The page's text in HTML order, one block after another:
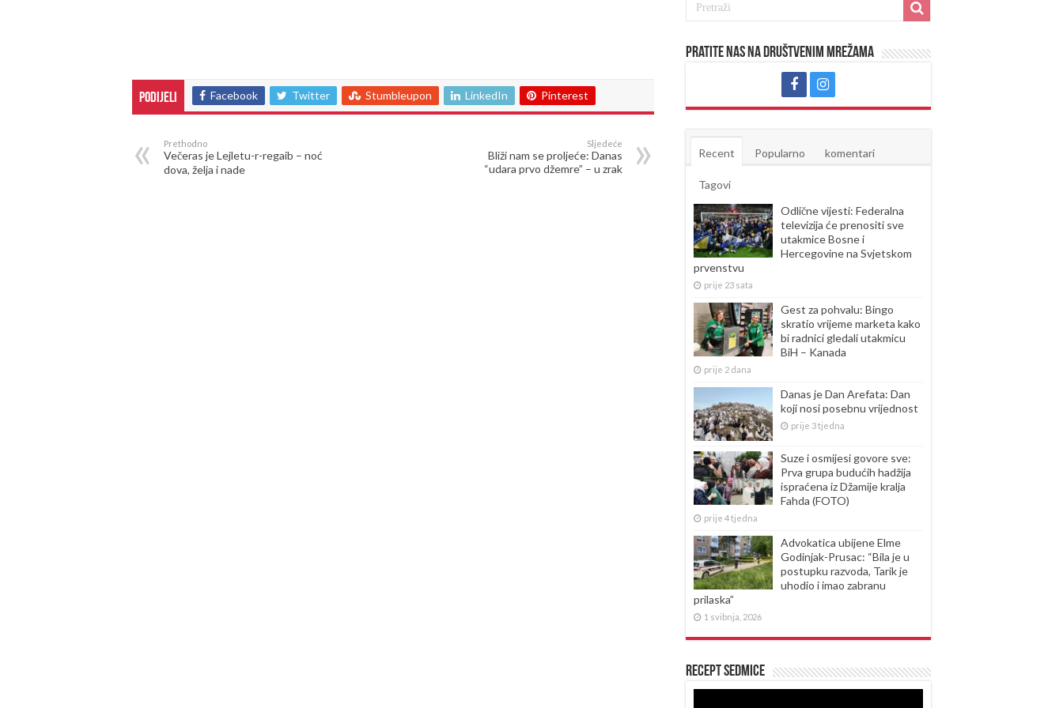
Podijeli Facebook Twitter Stumbleupon LinkedIn Pinterest
Prethodno
Večeras je Lejletu-r-regaib – noć
dova, želja i nade
Sljedeće
Bliži nam se proljeće: Danas
“udara prvo džemre” – u zrak
Pratite nas na društvenim mrežama
Recent Popularno komentari
Tagovi
Odlične vijesti: Federalna
televizija će prenositi sve
utakmice Bosne i
Hercegovine na Svjetskom
prvenstvu
prije 23 sata
Gest za pohvalu: Bingo
skratio vrijeme marketa kako
bi radnici gledali utakmicu
BiH – Kanada
prije 2 dana
Danas je Dan Arefata: Dan
koji nosi posebnu vrijednost
prije 3 tjedna
Suze i osmijesi govore sve:
Prva grupa budućih hadžija
ispraćena iz Džamije kralja
Fahda (FOTO)
prije 4 tjedna
Advokatica ubijene Elme
Godinjak-Prusac: “Bila je u
postupku razvoda, Tarik je
uhodio i imao zabranu
prilaska”
1 svibnja, 2026
Recept sedmice